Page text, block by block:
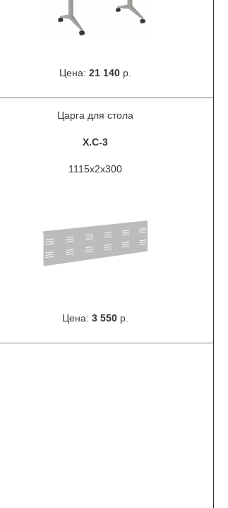
Цена: 21 140 р.
Царга для стола
X.C-3
1115х2х300
Цена: 3 550 р.